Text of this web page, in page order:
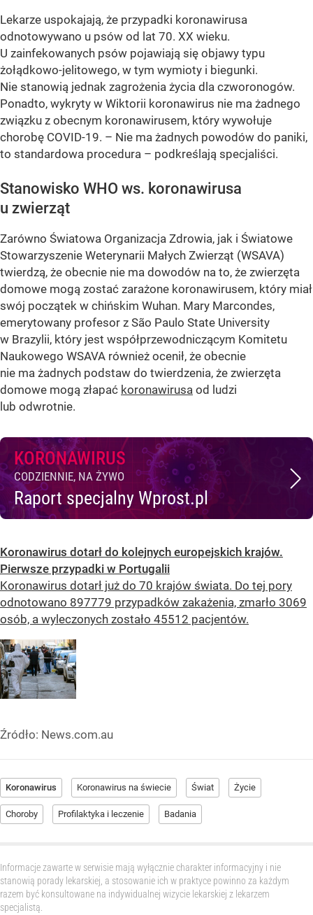
Lekarze uspokajają, że przypadki koronawirusa
odnotowywano u psów od lat 70. XX wieku.
U zainfekowanych psów pojawiają się objawy typu
żołądkowo-jelitowego, w tym wymioty i biegunki.
Nie stanowią jednak zagrożenia życia dla czworonogów.
Ponadto, wykryty w Wiktorii koronawirus nie ma żadnego
związku z obecnym koronawirusem, który wywołuje
chorobę COVID-19. – Nie ma żadnych powodów do paniki,
to standardowa procedura – podkreślają specjaliści.
Stanowisko WHO ws. koronawirusa
u zwierząt
Zarówno Światowa Organizacja Zdrowia, jak i Światowe
Stowarzyszenie Weterynarii Małych Zwierząt (WSAVA)
twierdzą, że obecnie nie ma dowodów na to, że zwierzęta
domowe mogą zostać zarażone koronawirusem, który miał
swój początek w chińskim Wuhan. Mary Marcondes,
emerytowany profesor z São Paulo State University
w Brazylii, który jest współprzewodniczącym Komitetu
Naukowego WSAVA również ocenił, że obecnie
nie ma żadnych podstaw do twierdzenia, że zwierzęta
domowe mogą złapać koronawirusa od ludzi
lub odwrotnie.
KORONAWIRUS
CODZIENNIE, NA ŻYWO
Raport specjalny Wprost.pl
Koronawirus dotarł do kolejnych europejskich krajów.
Pierwsze przypadki w Portugalii
Koronawirus dotarł już do 70 krajów świata. Do tej pory
odnotowano 897779 przypadków zakażenia, zmarło 3069
osób, a wyleczonych zostało 45512 pacjentów.
Źródło: News.com.au
Koronawirus Koronawirus na świecie Świat Życie
Choroby Profilaktyka i leczenie Badania
Informacje zawarte w serwisie mają wyłącznie charakter informacyjny i nie
stanowią porady lekarskiej, a stosowanie ich w praktyce powinno za każdym
razem być konsultowane na indywidualnej wizycie lekarskiej z lekarzem
specjalistą.